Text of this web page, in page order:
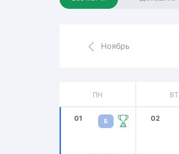
Локомотив
Ноябрь
ПН ВТ
01 Б 02